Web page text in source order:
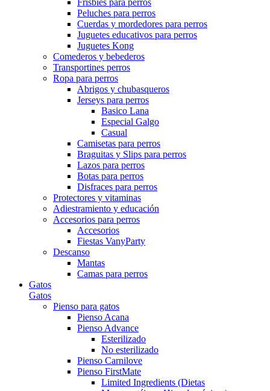
Frisbies para perros
Peluches para perros
Cuerdas y mordedores para perros
Juguetes educativos para perros
Juguetes Kong
Comederos y bebederos
Transportines perros
Ropa para perros
Abrigos y chubasqueros
Jerseys para perros
Basico Lana
Especial Galgo
Casual
Camisetas para perros
Braguitas y Slips para perros
Lazos para perros
Botas para perros
Disfraces para perros
Protectores y vitaminas
Adiestramiento y educación
Accesorios para perros
Accesorios
Fiestas VanyParty
Descanso
Mantas
Camas para perros
Gatos
Gatos
Pienso para gatos
Pienso Acana
Pienso Advance
Esterilizado
No esterilizado
Pienso Carnilove
Pienso FirstMate
Limited Ingredients (Dietas